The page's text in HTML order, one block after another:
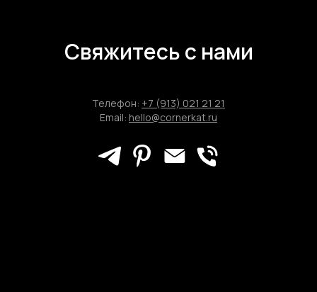
Свяжитесь с нами
Телефон: +7 (913) 021 21 21
Email: hello@cornerkat.ru